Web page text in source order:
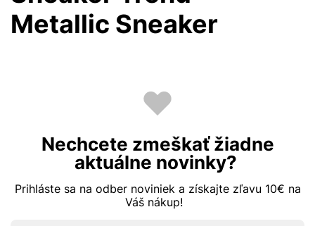
Metallic Sneaker
Nechcete zmeškať žiadne
aktuálne novinky?
Prihláste sa na odber noviniek a získajte zľavu 10€ na
Váš nákup!